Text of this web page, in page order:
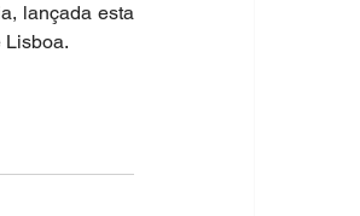
lançada esta
Lisboa.